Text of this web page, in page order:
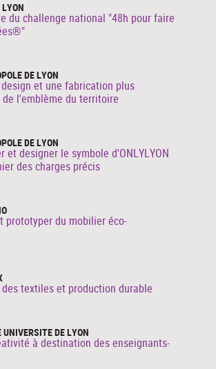
du challenge national "48h pour faire
DE LYON
et une fabrication plus
de l'emblème du territoire
DE LYON
et designer le symbole d'ONLYLYON
des charges précis
prototyper du mobilier éco-
textiles et production durable
DE LYON
à destination des enseignants-